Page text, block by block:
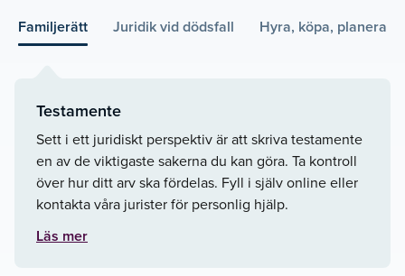
Familjerätt Juridik vid dödsfall Hyra, köpa, planera
Testamente
Sett i ett juridiskt perspektiv är att skriva testamente
en av de viktigaste sakerna du kan göra. Ta kontroll
över hur ditt arv ska fördelas. Fyll i själv online eller
kontakta våra jurister för personlig hjälp.
Läs mer